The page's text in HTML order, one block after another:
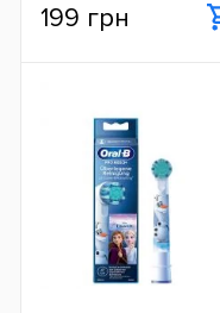
199 грн